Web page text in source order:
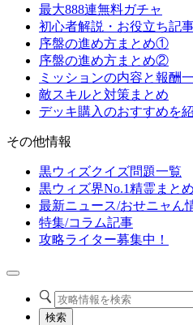
最大888連無料ガチャ
初心者解説・お役立ち記
序盤の進め方まとめ①
序盤の進め方まとめ②
ミッションの内容と報酬
敵スキルと対策まとめ
デッキ購入のおすすめを
その他情報
黒ウィズクイズ問題一覧
黒ウィズ界No.1精霊まとめ
最新ニュース/おせニャん
特集/コラム記事
攻略ライター募集中！
検索